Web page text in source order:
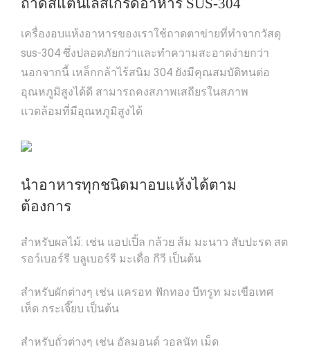
ถาดสแตนเลสเกรดอาหาร SUS-304
เครื่องอบแห้งอาหารของเราใช้ถาดตาข่ายที่ทำจากวัสดุ
sus-304 ซึ่งปลอดภัยกว่าและทำความสะอาดง่ายกว่า
นอกจากนี้ เหล็กกล้าไร้สนิม 304 ยังมีคุณสมบัติทนต่อ
อุณหภูมิสูงได้ดี สามารถคงสภาพเสถียรในสภาพ
แวดล้อมที่มีอุณหภูมิสูงได้
นำอาหารทุกชนิดมาอบแห้งได้ตาม
ต้องการ
สำหรับผลไม้: เช่น แอปเปิ้ล กล้วย ส้ม มะนาว สับปะรด สต
รอว์เบอร์รี บลูเบอร์รี มะเดื่อ กีวี เป็นต้น
สำหรับผักต่างๆ เช่น แครอท ฟักทอง บีทรูท มะเขือเทศ
เห็ด กระเจี๊ยบ เป็นต้น
สำหรับถั่วต่างๆ เช่น อัลมอนด์ วอลนัท เม็ด